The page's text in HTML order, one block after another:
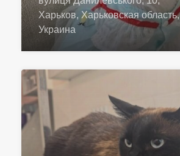
Харьков, Харьковская область,
Украина